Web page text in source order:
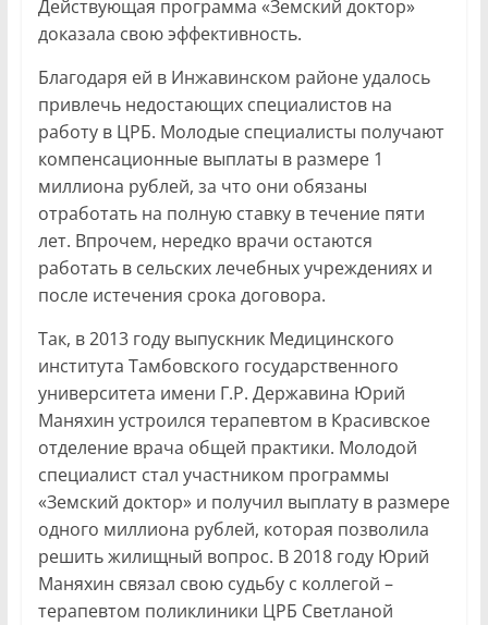
Действующая программа «Земский доктор»
доказала свою эффективность.
Благодаря ей в Инжавинском районе удалось
привлечь недостающих специалистов на
работу в ЦРБ. Молодые специалисты получают
компенсационные выплаты в размере 1
миллиона рублей, за что они обязаны
отработать на полную ставку в течение пяти
лет. Впрочем, нередко врачи остаются
работать в сельских лечебных учреждениях и
после истечения срока договора.
Так, в 2013 году выпускник Медицинского
института Тамбовского государственного
университета имени Г.Р. Державина Юрий
Маняхин устроился терапевтом в Красивское
отделение врача общей практики. Молодой
специалист стал участником программы
«Земский доктор» и получил выплату в размере
одного миллиона рублей, которая позволила
решить жилищный вопрос. В 2018 году Юрий
Маняхин связал свою судьбу с коллегой –
терапевтом поликлиники ЦРБ Светланой